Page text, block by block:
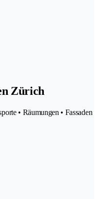
Zürich
• Räumungen • Fassaden